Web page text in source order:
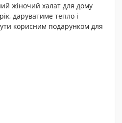
жіночий халат для дому
даруватиме тепло і
корисним подарунком для